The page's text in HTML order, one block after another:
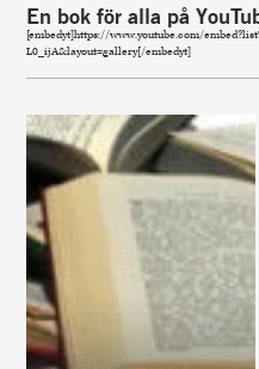
En bok för alla på
[embedyt]https://www.youtube.com/
L0_ijA&layout=gallery[/embedyt]